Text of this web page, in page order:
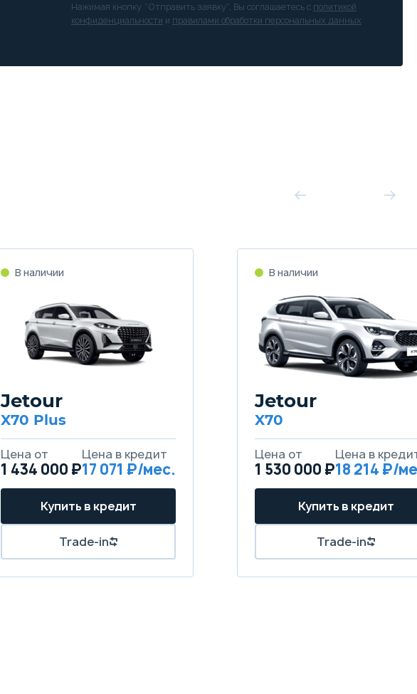
Нажимая кнопку “Отправить заявку”, Вы соглашаетесь с политикой
конфиденциальности и правилами обработки персональных данных
В наличии
Jetour
X70 Plus
Цена от
1 434 000 ₽
Цена в кредит
17 071 ₽/мес.
Купить в кредит
Trade-in
В наличии
Jetour
X70
Цена от
1 530 000 ₽
Цена в
18 214 ₽/
Купить в кредит
Trade-in